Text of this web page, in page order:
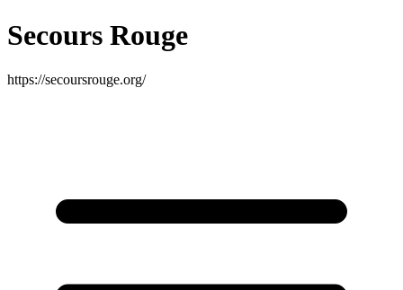
Secours Rouge
https://secoursrouge.org/